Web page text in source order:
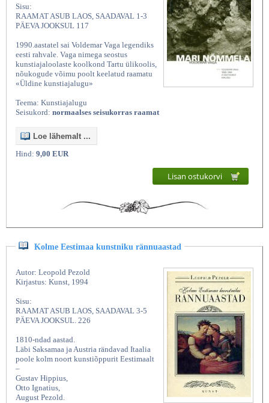
Sisu:
RAAMAT ASUB LAOS, SAADAVAL 1-3
PÄEVA JOOKSUL 117
1990.aastatel sai Voldemar Vaga legendiks
eesti rahvale. Vaga nimega seostus
kunstiajaloolaste koolkond Tartu ülikoolis,
nõukogude võimu poolt keelatud raamatu
«Üldine kunstiajalugu»
Teema: Kunstiajalugu
Seisukord: normaalses seisukorras raamat
Loe lähemalt ...
Hind: 9,00 EUR
Lisan ostukorvi
Kolme Eestimaa kunstniku rännuaastad
Autor: Leopold Pezold
Kirjastus: Kunst, 1994
Sisu:
RAAMAT ASUB LAOS, SAADAVAL 3-5
PÄEVA JOOKSUL. 226
1810-ndad aastad.
Läbi Saksamaa ja Austria rändavad Itaalia
poole kolm noort kunstiõppurit Eestimaalt
–
Gustav Hippius,
Otto Ignatius,
August Pezold.